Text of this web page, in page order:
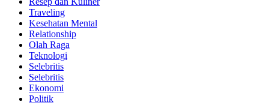
Traveling
Kesehatan Mental
Relationship
Olah Raga
Teknologi
Selebritis
Selebritis
Ekonomi
Politik